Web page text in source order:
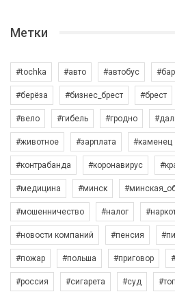
Метки
#tochka #авто #автобус
#берёза #бизнес_брест #брест
#вело #гибель #гродно
#животное #зарплата #каменец
#контрабанда #коронавирус
#медицина #минск
#мошенничество #налог
#новости компаний #пенсия
#пожар #польша #приговор
#россия #сигарета #суд